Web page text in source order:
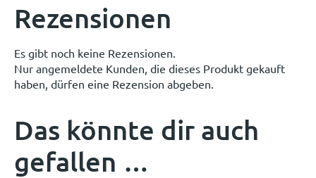
Rezensionen
Es gibt noch keine Rezensionen.
Nur angemeldete Kunden, die dieses Produkt gekauft
haben, dürfen eine Rezension abgeben.
Das könnte dir auch
gefallen …